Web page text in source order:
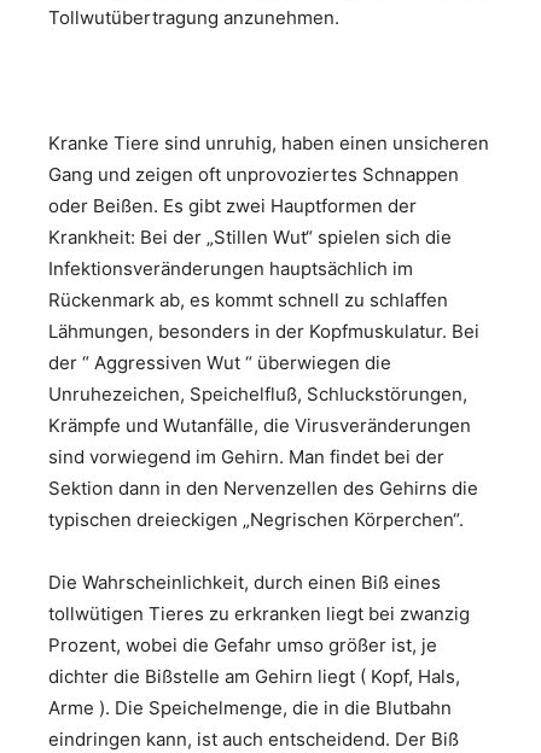
Tollwutübertragung anzunehmen.
Kranke Tiere sind unruhig, haben einen unsicheren
Gang und zeigen oft unprovoziertes Schnappen
oder Beißen. Es gibt zwei Hauptformen der
Krankheit: Bei der „Stillen Wut“ spielen sich die
Infektionsveränderungen hauptsächlich im
Rückenmark ab, es kommt schnell zu schlaffen
Lähmungen, besonders in der Kopfmuskulatur. Bei
der “ Aggressiven Wut “ überwiegen die
Unruhezeichen, Speichelfluß, Schluckstörungen,
Krämpfe und Wutanfälle, die Virusveränderungen
sind vorwiegend im Gehirn. Man findet bei der
Sektion dann in den Nervenzellen des Gehirns die
typischen dreieckigen „Negrischen Körperchen“.
Die Wahrscheinlichkeit, durch einen Biß eines
tollwütigen Tieres zu erkranken liegt bei zwanzig
Prozent, wobei die Gefahr umso größer ist, je
dichter die Bißstelle am Gehirn liegt ( Kopf, Hals,
Arme ). Die Speichelmenge, die in die Blutbahn
eindringen kann, ist auch entscheidend. Der Biß